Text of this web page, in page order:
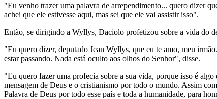
"Eu venho trazer uma palavra de arrependimento... quero dizer
achei que ele estivesse aqui, mas sei que ele vai assistir isso".
Então, se dirigindo a Wyllys, Daciolo profetizou sobre a vida do
"Eu quero dizer, deputado Jean Wyllys, que eu te amo, meu
estar passando. Nada está oculto aos olhos do Senhor", disse.
"Eu quero fazer uma profecia sobre a sua vida, porque isso é
mensagem de Deus e o cristianismo por todo o mundo. Assim
Palavra de Deus por todo esse país e toda a humanidade, para